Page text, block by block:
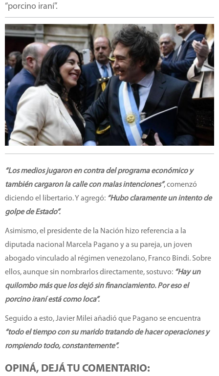
“porcino iraní”.
“Los medios jugaron en contra del programa económico y
también cargaron la calle con malas intenciones”, comenzó
diciendo el libertario. Y agregó: “Hubo claramente un intento de
golpe de Estado”.
Asimismo, el presidente de la Nación hizo referencia a la
diputada nacional Marcela Pagano y a su pareja, un joven
abogado vinculado al régimen venezolano, Franco Bindi. Sobre
ellos, aunque sin nombrarlos directamente, sostuvo: “Hay un
quilombo más que los dejó sin financiamiento. Por eso el
porcino iraní está como loca”.
Seguido a esto, Javier Milei añadió que Pagano se encuentra
“todo el tiempo con su marido tratando de hacer operaciones y
rompiendo todo, constantemente”.
OPINÁ, DEJÁ TU COMENTARIO: